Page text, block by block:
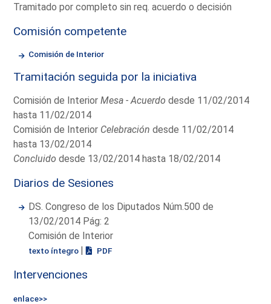
Tramitado por completo sin req. acuerdo o decisión
Comisión competente
Comisión de Interior
Tramitación seguida por la iniciativa
Comisión de InteriorMesa - Acuerdo desde 11/02/2014
hasta 11/02/2014
Comisión de Interior Celebración desde 11/02/2014
hasta 13/02/2014
Concluido desde 13/02/2014 hasta 18/02/2014
Diarios de Sesiones
DS. Congreso de los Diputados Núm.500 de
13/02/2014 Pág: 2
Comisión de Interior
texto íntegro | PDF
Intervenciones
enlace>>